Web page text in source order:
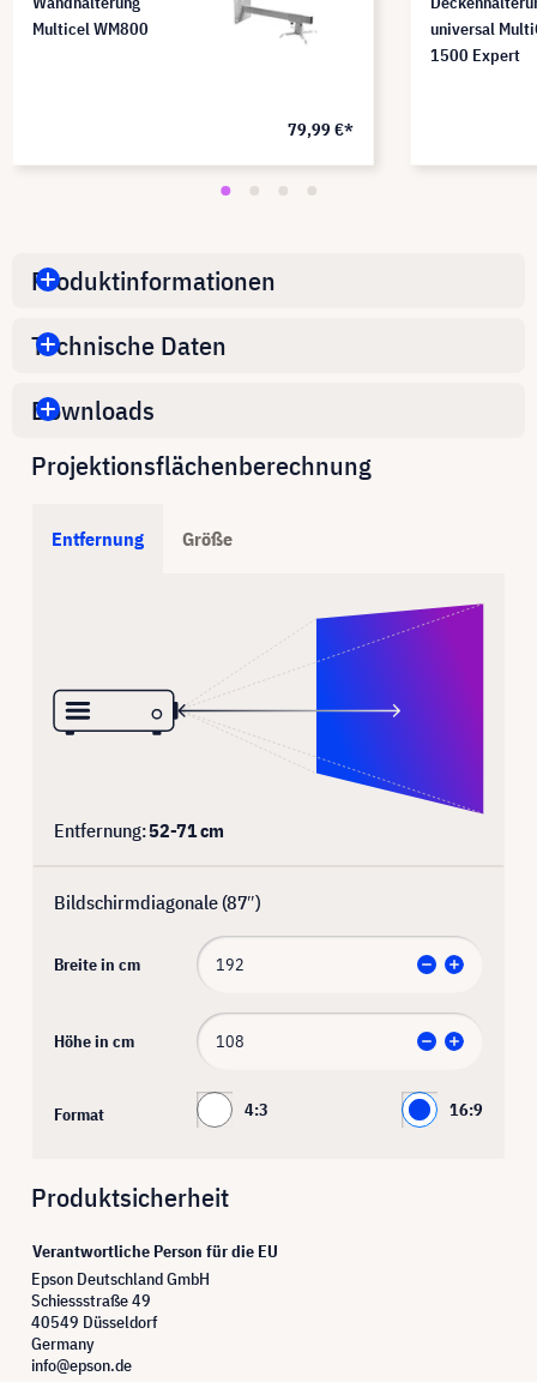
Multicel WM800
79,99 €*
universal
1500 Expert
Produktinformationen
Technische Daten
Downloads
Projektionsflächenberechnung
Entfernung Größe
Entfernung:52-71cm
Bildschirmdiagonale (87″)
Breite in cm
Höhe in cm
Format 4:3 16:9
Produktsicherheit
Verantwortliche Person für die EU
Epson Deutschland GmbH
Schiessstraße 49
40549 Düsseldorf
Germany
info@epson.de